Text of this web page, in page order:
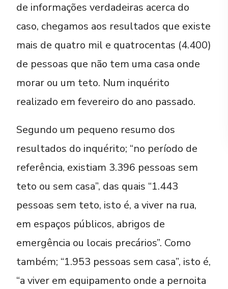
de informações verdadeiras acerca do
caso, chegamos aos resultados que existe
mais de quatro mil e quatrocentas (4.400)
de pessoas que não tem uma casa onde
morar ou um teto. Num inquérito
realizado em fevereiro do ano passado.
Segundo um pequeno resumo dos
resultados do inquérito; “no período de
referência, existiam 3.396 pessoas sem
teto ou sem casa”, das quais “1.443
pessoas sem teto, isto é, a viver na rua,
em espaços públicos, abrigos de
emergência ou locais precários”. Como
também; “1.953 pessoas sem casa”, isto é,
“a viver em equipamento onde a pernoita